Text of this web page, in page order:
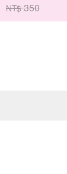
NT$ 350